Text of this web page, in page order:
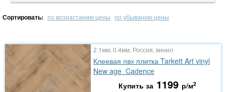
Сортировать: по возрастанию цены по убыванию цены
2.1мм, 0.4мм, Россия, винил
Клеевая пвх плитка Tarkett Art vinyl
New age Cadence
Купить за 1199 р/м2